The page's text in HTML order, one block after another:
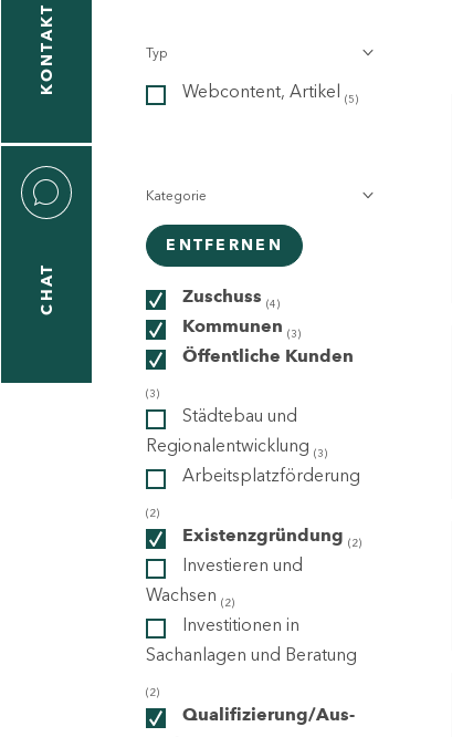
KONTAKT
CHAT
Typ
Webcontent, Artikel (5)
Kategorie
ENTFERNEN
Zuschuss (4)
Kommunen (3)
Öffentliche Kunden
(3)
Städtebau und
Regionalentwicklung (3)
Arbeitsplatzförderung
(2)
Existenzgründung (2)
Investieren und
Wachsen (2)
Investitionen in
Sachanlagen und Beratung
(2)
Qualifizierung/Aus-